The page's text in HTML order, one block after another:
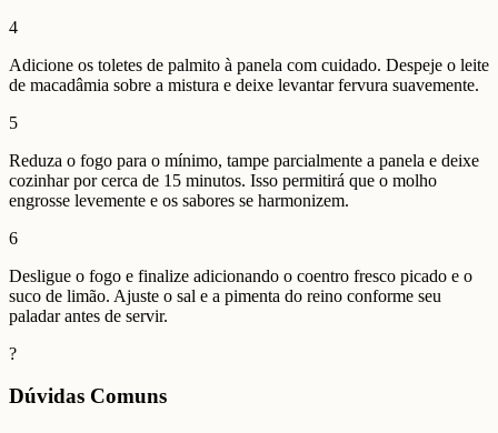
4
Adicione os toletes de palmito à panela com cuidado. Despeje o leite
de macadâmia sobre a mistura e deixe levantar fervura suavemente.
5
Reduza o fogo para o mínimo, tampe parcialmente a panela e deixe
cozinhar por cerca de 15 minutos. Isso permitirá que o molho
engrosse levemente e os sabores se harmonizem.
6
Desligue o fogo e finalize adicionando o coentro fresco picado e o
suco de limão. Ajuste o sal e a pimenta do reino conforme seu
paladar antes de servir.
?
Dúvidas Comuns